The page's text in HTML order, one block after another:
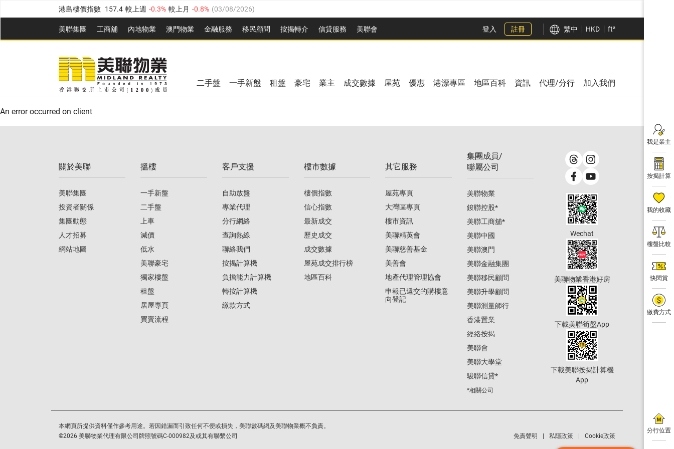
港島樓價指數 157.4 較上週 -0.3% 較上月 -0.8% (03/08/2026)
九龍樓價指數 156.4 較上週 -0.1% 較上月 0.3% (03/08/2026)
新界樓價指數 134.8 較上週 0.1% 較上月 0.9% (03/08/2026)
美聯信心指數 77.1 較上週 0.7% 較上月
美聯集團 工商舖 內地物業 澳門物業 金融服務 移民顧問 按揭轉介 信貸服務 美聯會
全港樓價指數 149.1 較上週 0% 較上月
美聯信心指數 較上週 0.7% 03/08/2026)
登入 註冊 繁中 HKD ft²
我是業主
按揭計算
我的收藏
樓盤比較
快閃賞
繳費方式
分行位置
二手盤 一手新盤 租盤 豪宅 業主 成交數據 屋苑 優惠 港漂專區 地區百科 資訊 代理/分行 加入我們
An error occurred on client
關於美聯
美聯集團
投資者關係
集團動態
人才招募
網站地圖
搵樓
一手新盤
二手盤
上車
減價
低水
美聯豪宅
獨家樓盤
租盤
居屋專頁
買賣流程
客戶支援
自助放盤
專業代理
分行網絡
查詢熱線
聯絡我們
按揭計算機
負擔能力計算機
轉按計算機
繳款方式
樓市數據
樓價指數
信心指數
最新成交
歷史成交
成交數據
屋苑成交排行榜
地區百科
其它服務
屋苑專頁
大灣區專頁
樓市資訊
美聯精英會
美聯慈善基金
美善會
地產代理管理協會
申報已遞交的購樓意
向登記
集團成員/
聯屬公司
美聯物業
鋑聯控股*
美聯工商舖*
美聯中國
美聯澳門
美聯金融集團
美聯移民顧問
美聯升學顧問
美聯測量師行
香港置業
經絡按揭
美聯會
美聯大學堂
駿聯信貸*
*相關公司
Wechat
美聯物業香港好房
下載美聯筍盤App
下載美聯按揭計算機
App
本網頁所提供資料僅作參考用途。若因錯漏而引致任何不便或損失，美聯數碼網及美聯物業概不負責。
©2026 美聯物業代理有限公司牌照號碼C-000982及或其有聯繫公司 免責聲明 私隱政策 Cookie政策